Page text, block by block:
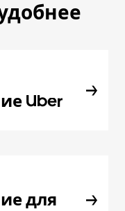
Uber
для